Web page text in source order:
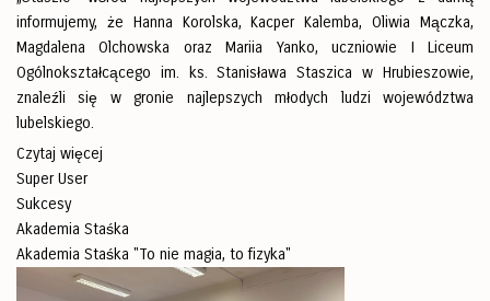
informujemy, że Hanna Korolska, Kacper Kalemba, Oliwia Mączka,
Magdalena Olchowska oraz Mariia Yanko, uczniowie I Liceum
Ogólnokształcącego im. ks. Stanisława Staszica w Hrubieszowie,
znaleźli się w gronie najlepszych młodych ludzi województwa
lubelskiego.
Czytaj więcej
Super User
Sukcesy
Akademia Staśka
Akademia Staśka "To nie magia, to fizyka"